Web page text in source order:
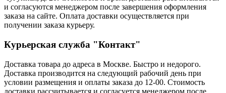
и согласуются менеджером после завершения оформления
заказа на сайте. Оплата доставки осуществляется при
получении заказа курьеру.
Курьерская служба "Контакт"
Доставка товара до адреса в Москве. Быстро и недорого.
Доставка производится на следующий рабочий день при
условии размещения и оплаты заказа до 12-00. Стоимость
доставки рассчитывается и согласуется менеджером после